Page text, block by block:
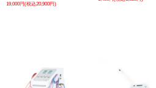
19,000円(税込20,900円)